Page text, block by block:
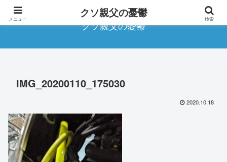
クソ親父の憂鬱
IMG_20200110_175030
2020.10.18
メニュー クソ親父の憂鬱 検索